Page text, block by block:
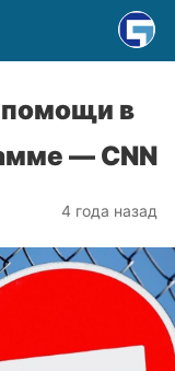
помощи в
— CNN
4 года назад